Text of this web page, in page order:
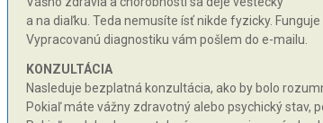
a na diaľku. Teda nemusíte ísť nikde fyzicky.
Vypracovanú diagnostiku vám pošlem do e-mailu.
KONZULTÁCIA
Nasleduje bezplatná konzultácia, ako by bolo
Pokiaľ máte vážny zdravotný alebo psychický stav,